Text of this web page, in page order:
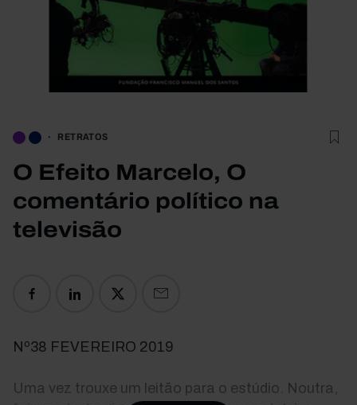
RETRATOS
O Efeito Marcelo, O
comentário político na
televisão
Nº38 FEVEREIRO 2019
Uma vez trouxe um leitão para o estúdio. Noutra,